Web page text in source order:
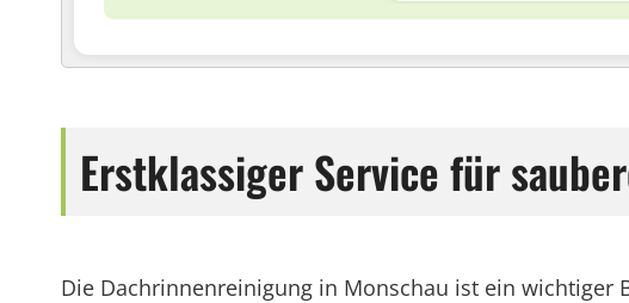
Erstklassiger Service für
Die Dachrinnenreinigung in Monschau ist ein wichtiger